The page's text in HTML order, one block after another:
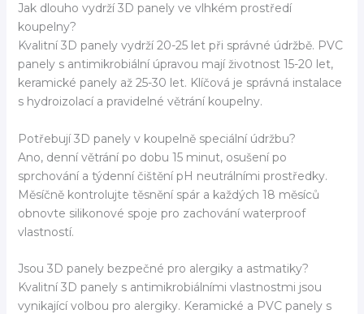
Jak dlouho vydrží 3D panely ve vlhkém prostředí
koupelny?
Kvalitní 3D panely vydrží 20-25 let při správné údržbě. PVC
panely s antimikrobiální úpravou mají životnost 15-20 let,
keramické panely až 25-30 let. Klíčová je správná instalace
s hydroizolací a pravidelné větrání koupelny.
Potřebují 3D panely v koupelně speciální údržbu?
Ano, denní větrání po dobu 15 minut, osušení po
sprchování a týdenní čištění pH neutrálními prostředky.
Měsíčně kontrolujte těsnění spár a každých 18 měsíců
obnovte silikonové spoje pro zachování waterproof
vlastností.
Jsou 3D panely bezpečné pro alergiky a astmatiky?
Kvalitní 3D panely s antimikrobiálními vlastnostmi jsou
vynikající volbou pro alergiky. Keramické a PVC panely s